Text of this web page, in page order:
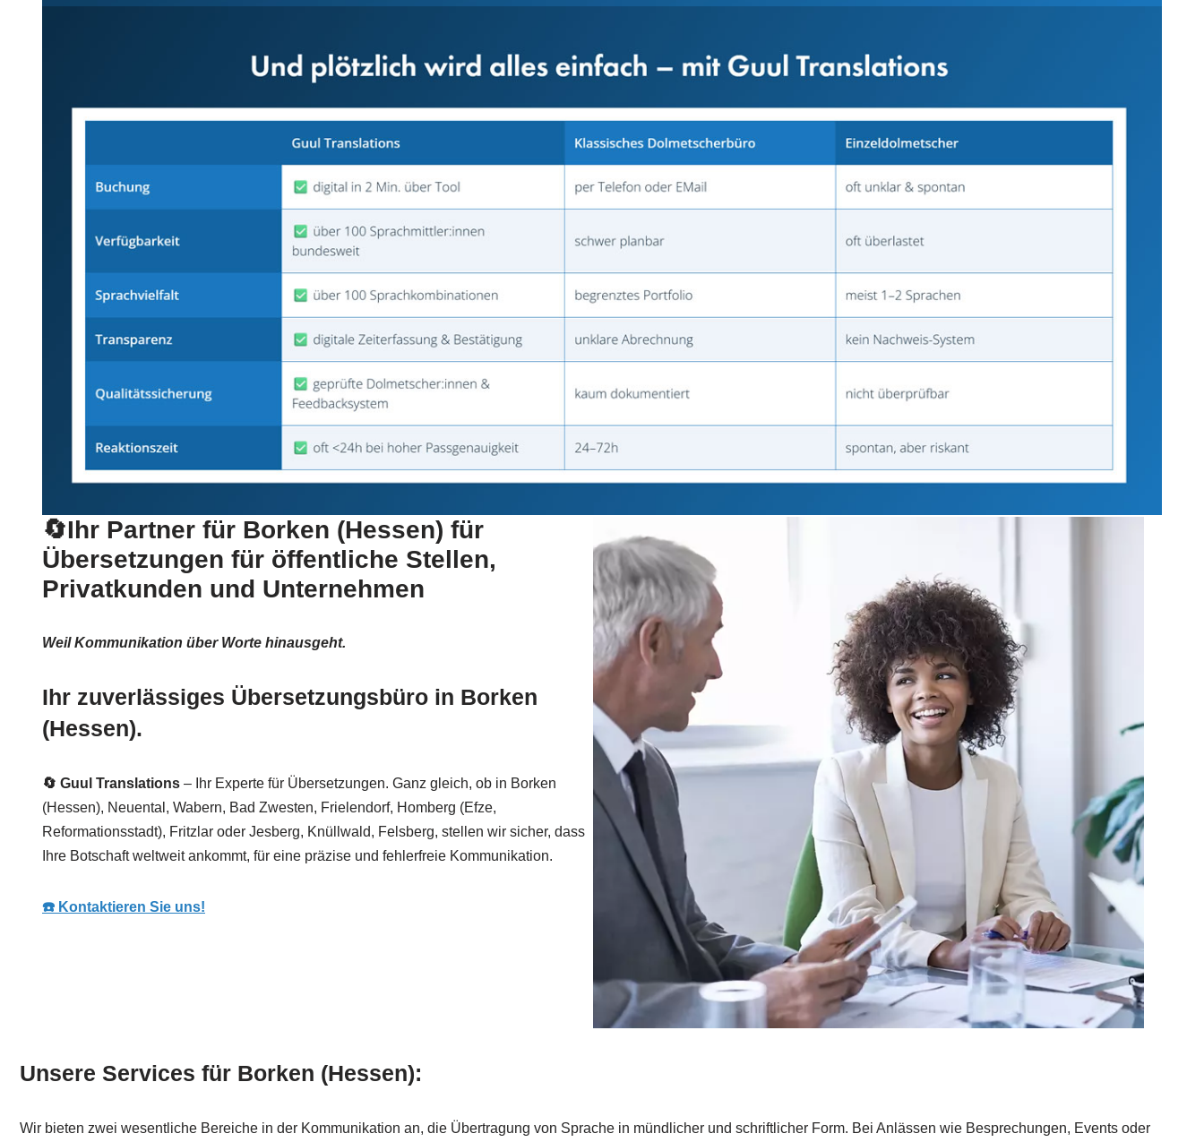
🔄Ihr Partner für Borken (Hessen) für
Übersetzungen für öffentliche Stellen,
Privatkunden und Unternehmen
Weil Kommunikation über Worte hinausgeht.
Ihr zuverlässiges Übersetzungsbüro in Borken
(Hessen).
🔄 Guul Translations – Ihr Experte für Übersetzungen. Ganz gleich, ob in Borken
(Hessen), Neuental, Wabern, Bad Zwesten, Frielendorf, Homberg (Efze,
Reformationsstadt), Fritzlar oder Jesberg, Knüllwald, Felsberg, stellen wir sicher, dass
Ihre Botschaft weltweit ankommt, für eine präzise und fehlerfreie Kommunikation.
☎️ Kontaktieren Sie uns!
Unsere Services für Borken (Hessen):
Wir bieten zwei wesentliche Bereiche in der Kommunikation an, die Übertragung von Sprache in mündlicher und schriftlicher Form. Bei Anlässen wie Besprechungen, Events oder